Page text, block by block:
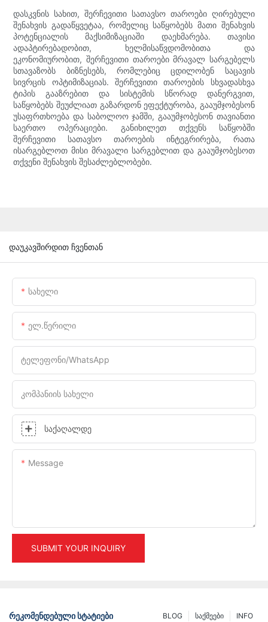
დასკვნის სახით, შერჩევითი სათავსო თაროები ღირებული
შენახვის გადაწყვეტაა, რომელიც საწყობებს მათი შენახვის
პოტენციალის მაქსიმიზაციაში დაეხმარება. თავისი
ადაპტირებადობით, ხელმისაწვდომობითა და
ეკონომიურობით, შერჩევითი თაროები მრავალ სარგებელს
სთავაზობს ბიზნესებს, რომლებიც ცდილობენ საცავის
სივრცის ოპტიმიზაციას. შერჩევითი თაროების სხვადასხვა
ტიპის გააზრებით და სისტემის სწორად დანერგვით,
საწყობებს შეუძლიათ გაზარდონ ეფექტურობა, გააუმჯობესონ
უსაფრთხოება და საბოლოო ჯამში, გააუმჯობესონ თავიანთი
საერთო ოპერაციები. განიხილეთ თქვენს საწყობში
შერჩევითი სათავსო თაროების ინტეგრირება, რათა
ისარგებლოთ მისი მრავალი სარგებლით და გააუმჯობესოთ
თქვენი შენახვის შესაძლებლობები.
დაუკავშირდით ჩვენთან
Სახელი
Ელ.წერილი
Ტელეფონი/WhatsApp
Კომპანიის Სახელი
Საქაღალდე
Message
SUBMIT YOUR INQUIRY
ᲠᲔᲙᲝᲛᲔᲜᲓᲔᲑᲣᲚᲘ ᲡᲢᲐᲢᲘᲔᲑᲘ INFO
Საქმეები
BLOG